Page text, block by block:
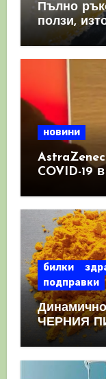
Пълно
ползи,
имунната
новини
COVID-19
като
билки
подправки
ЧЕРНИЯ
комбинация